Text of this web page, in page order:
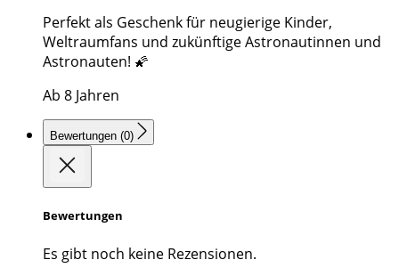
Perfekt als Geschenk für neugierige Kinder,
Weltraumfans und zukünftige Astronautinnen und
Astronauten! 🌠
Ab 8 Jahren
Bewertungen (0)
Bewertungen
Es gibt noch keine Rezensionen.